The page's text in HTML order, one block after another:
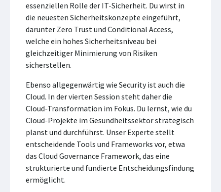
essenziellen Rolle der IT-Sicherheit. Du wirst in
die neuesten Sicherheitskonzepte eingeführt,
darunter Zero Trust und Conditional Access,
welche ein hohes Sicherheitsniveau bei
gleichzeitiger Minimierung von Risiken
sicherstellen.
Ebenso allgegenwärtig wie Security ist auch die
Cloud. In der vierten Session steht daher die
Cloud-Transformation im Fokus. Du lernst, wie du
Cloud-Projekte im Gesundheitssektor strategisch
planst und durchführst. Unser Experte stellt
entscheidende Tools und Frameworks vor, etwa
das Cloud Governance Framework, das eine
strukturierte und fundierte Entscheidungsfindung
ermöglicht.